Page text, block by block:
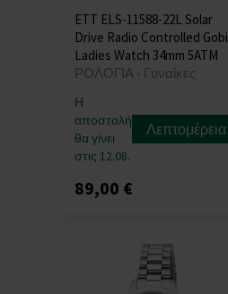
ETT ELS-11588-22L Solar
Drive Radio Controlled Gobi
Ladies Watch 34mm 5ATM
ΡΟΛΟΓΙΑ - Γυναίκες
Η
αποστολή
θα γίνει
στις 12.08.
Λεπτομέρεια
89,00 €